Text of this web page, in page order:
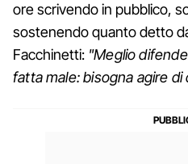
ore scrivendo in pubblico,
sostenendo quanto detto
Facchinetti: "Meglio
fatta male: bisogna agire